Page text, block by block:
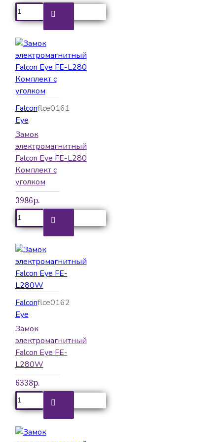
Falcon
Eye
flce0161
Замок
электромагнитный
Falcon Eye FE-L280
Комплект с
уголком
3986р.
Falcon
Eye
flce0162
Замок
электромагнитный
Falcon Eye FE-
L280W
6338р.